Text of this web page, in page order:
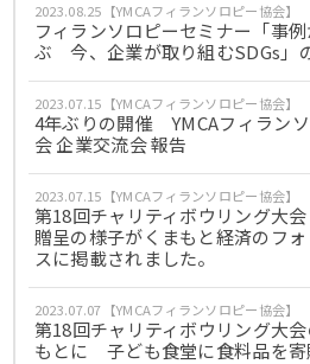
2023.08.25【YMCAフィランソロピー協会】
フィランソロピーセミナー「事
ぶ 今、企業が取り組むSDGs」
2023.07.15【YMCAフィランソロピー協会】
4年ぶりの開催 YMCAフィラン
会 企業交流会 報告
2023.07.15【YMCAフィランソロピー協会】
第18回チャリティボウリング大
贈呈の様子がくまもと経済のフ
スに掲載されました。
2023.07.07【YMCAフィランソロピー協会】
第18回チャリティボウリング大
もとに 子ども食堂に食料品を寄